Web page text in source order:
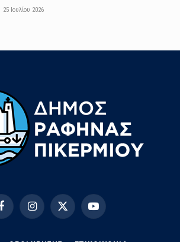
25 Ιουλίου 2026
FacebookInstagramX
YouTube